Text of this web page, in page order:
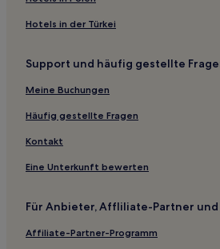
Haustierfreundliche nahe Strand
Hotels mit Parkplatz nahe Strand
Lgbtqia-Freundliche in San Siro
Hotels in der Türkei
Support und häufig gestellte
Meine Buchungen
Häufig gestellte Fragen
Kontakt
Eine Unterkunft bewerten
Für Anbieter, Affliliate-Partner
Affiliate-Partner-Programm